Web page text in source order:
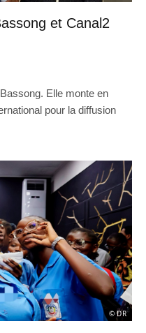
et Canal2
Elle monte en
pour la diffusion
© DR